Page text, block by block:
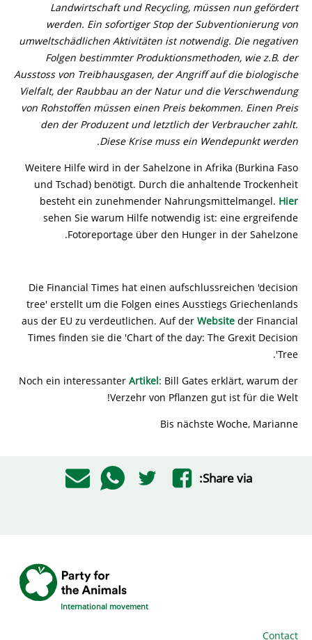
Landwirtschaft und Recycling, müssen nun gefördert
werden. Ein sofortiger Stop der Subventionierung von
umweltschädlichen Aktivitäten ist notwendig. Die negativen
Folgen bestimmter Produktionsmethoden, wie z.B. der
Ausstoss von Treibhausgasen, der Angriff auf die biologische
Vielfalt, der Raubbau an der Natur und die Verschwendung
von Rohstoffen müssen einen Preis bekommen. Einen Preis
den der Produzent und letztlich der Verbraucher zahlt.
Diese Krise muss ein Wendepunkt werden.
Weitere Hilfe wird in der Sahelzone in Afrika (Burkina Faso
und Tschad) benötigt. Durch die anhaltende Trockenheit
besteht ein zunehmender Nahrungsmittelmangel. Hier
sehen Sie warum Hilfe notwendig ist: eine ergreifende
Fotoreportage über den Hunger in der Sahelzone.
Die Financial Times hat einen aufschlussreichen 'decision
tree' erstellt um die Folgen eines Ausstiegs Griechenlands
aus der EU zu verdeutlichen. Auf der Website der Financial
Times finden sie die 'Chart of the day: The Grexit Decision
Tree'.
Noch ein interessanter Artikel: Bill Gates erklärt, warum der
Verzehr von Pflanzen gut ist für die Welt!
Bis nächste Woche, Marianne
Share via:
International movement
Contact